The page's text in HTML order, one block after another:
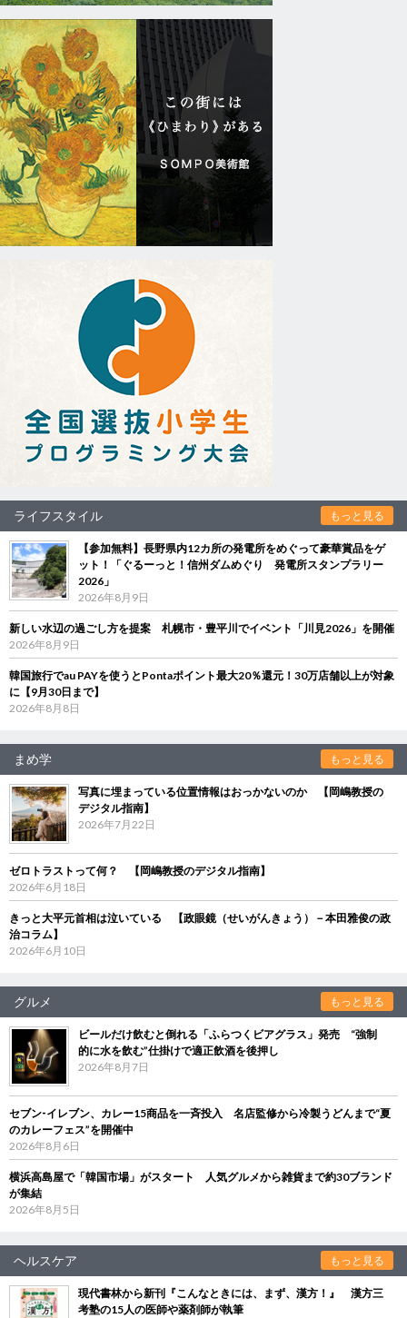
ライフスタイル もっと見る
【参加無料】長野県内12カ所の発電所をめぐって豪華賞品をゲ
ット！「ぐるーっと！信州ダムめぐり 発電所スタンプラリー
2026」
2026年8月9日
新しい水辺の過ごし方を提案 札幌市・豊平川でイベント「川見2026」を開催
2026年8月9日
韓国旅行でau PAYを使うとPontaポイント最大20％還元！30万店舗以上が対象
に【9月30日まで】
2026年8月8日
まめ学 もっと見る
写真に埋まっている位置情報はおっかないのか 【岡嶋教授の
デジタル指南】
2026年7月22日
ゼロトラストって何？ 【岡嶋教授のデジタル指南】
2026年6月18日
きっと大平元首相は泣いている 【政眼鏡（せいがんきょう）－本田雅俊の政
治コラム】
2026年6月10日
グルメ もっと見る
ビールだけ飲むと倒れる「ふらつくビアグラス」発売 “強制
的に水を飲む”仕掛けで適正飲酒を後押し
2026年8月7日
セブン‐イレブン、カレー15商品を一斉投入 名店監修から冷製うどんまで“夏
のカレーフェス”を開催中
2026年8月6日
横浜高島屋で「韓国市場」がスタート 人気グルメから雑貨まで約30ブランド
が集結
2026年8月5日
ヘルスケア もっと見る
現代書林から新刊『こんなときには、まず、漢方！』 漢方三
考塾の15人の医師や薬剤師が執筆